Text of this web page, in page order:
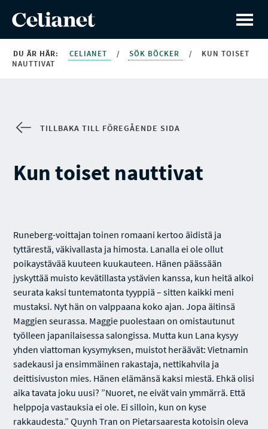
DU ÄR HÄR: CELIANET / SÖK BÖCKER /
KUN TOISET
NAUTTIVAT
TILLBAKA TILL FÖREGÅENDE SIDA
Kun toiset nauttivat
Runeberg-voittajan toinen romaani kertoo äidistä ja
tyttärestä, väkivallasta ja himosta. Lanalla ei ole ollut
poikaystävää kuuteen kuukauteen. Hänen päässään
jyskyttää muisto kevätillasta ystävien kanssa, kun heitä alkoi
seurata kaksi tuntematonta tyyppiä – sitten kaikki meni
mustaksi. Nyt hän on valppaana koko ajan. Jopa äitinsä
Maggien seurassa. Maggie puolestaan on omistautunut
työlleen japanilaisessa salongissa. Mutta kun Lana kysyy
yhden viattoman kysymyksen, muistot heräävät: Vietnamin
sadekausi ja ensimmäinen rakastaja, nettikahvila ja
deittisivuston mies. Hänen elämänsä kaksi miestä. Ehkä olisi
aika tavata joku uusi? ”Nuoret, ne eivät vain ymmärrä. Että
helppoja vastauksia ei ole. Ei silloin, kun on kyse
rakkaudesta.” Quynh Tran on Pietarsaaresta kotoisin oleva